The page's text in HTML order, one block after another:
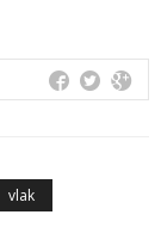
vlak